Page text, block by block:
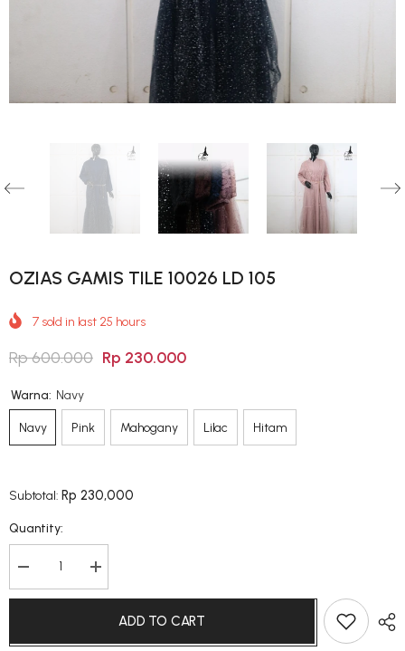
OZIAS GAMIS TILE 10026 LD 105
7sold in last 25 hours
Rp 600.000 Rp 230.000
Warna: Navy
Navy Pink Mahogany Lilac Hitam
Subtotal: Rp 230,000
Quantity:
Decrease
quantity
for
Increase
quantity
for
OZIAS
GAMISADD TO CART